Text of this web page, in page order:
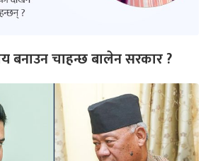
बनाउन चाहन्छ बालेन सरकार ?